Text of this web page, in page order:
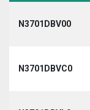
N3701DBV00
N3701DBVC0